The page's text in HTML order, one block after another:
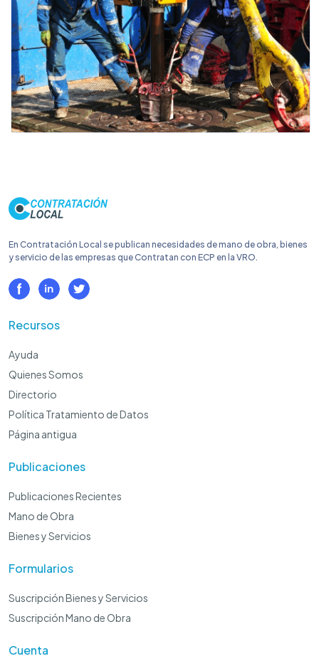
En Contratación Local se publican necesidades de mano de obra, bienes
y servicio de las empresas que Contratan con ECP en la VRO.
Recursos
Ayuda
Quienes Somos
Directorio
Política Tratamiento de Datos
Página antigua
Publicaciones
Publicaciones Recientes
Mano de Obra
Bienes y Servicios
Formularios
Suscripción Bienes y Servicios
Suscripción Mano de Obra
Cuenta